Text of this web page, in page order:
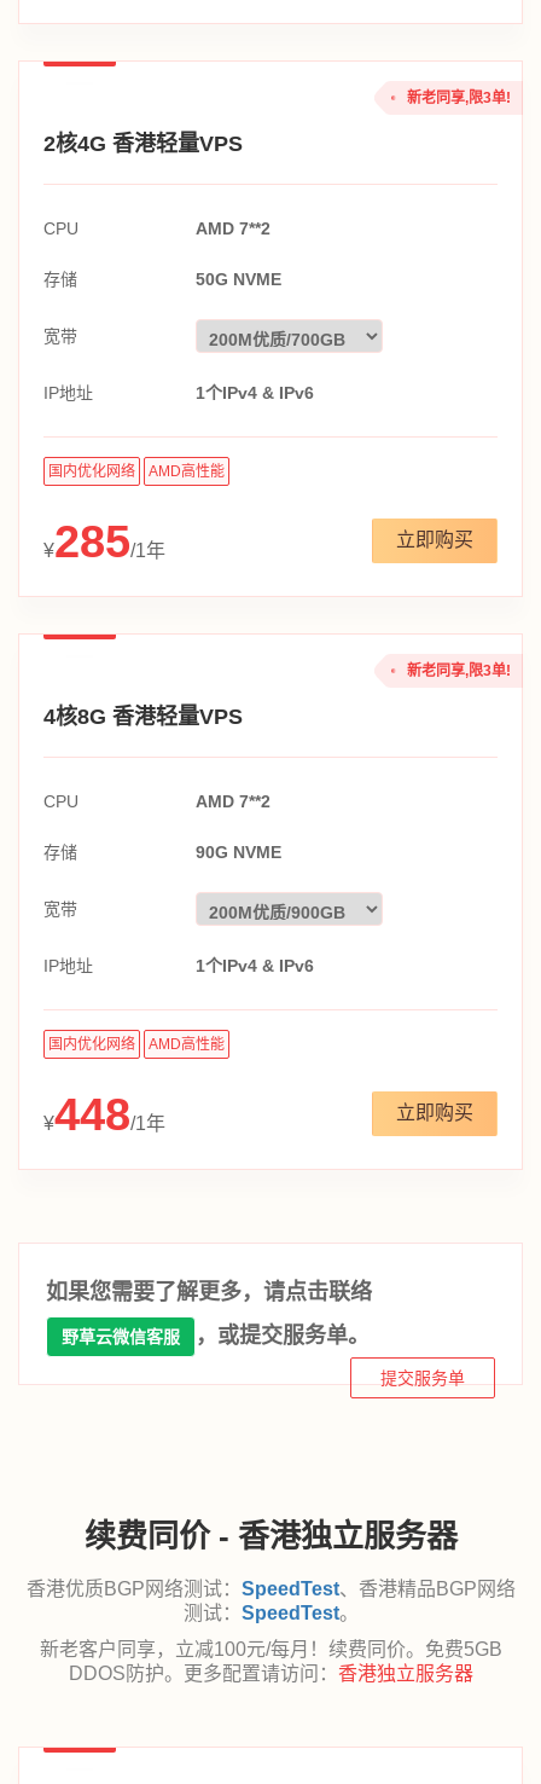
新老同享,限3单!
2核4G 香港轻量VPS
CPU AMD 7**2
存储 50G NVME
宽带
IP地址 1个IPv4 & IPv6
国内优化网络 AMD高性能
¥285/1年
立即购买
新老同享,限3单!
4核8G 香港轻量VPS
CPU AMD 7**2
存储 90G NVME
宽带
IP地址 1个IPv4 & IPv6
国内优化网络 AMD高性能
¥448/1年
立即购买
如果您需要了解更多，请点击联络
野草云微信客服 ，或提交服务单。
提交服务单
续费同价 - 香港独立服务器
香港优质BGP网络测试： SpeedTest、香港精品BGP网络
测试： SpeedTest。
新老客户同享，立减100元/每月！续费同价。免费5GB
DDOS防护。更多配置请访问： 香港独立服务器